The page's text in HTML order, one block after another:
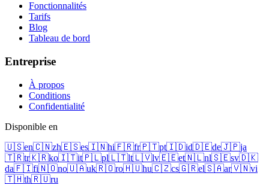
Fonctionnalités
Tarifs
Blog
Tableau de bord
Entreprise
À propos
Conditions
Confidentialité
Disponible en
🇺🇸en🇨🇳zh🇪🇸es🇮🇳hi🇫🇷fr🇵🇹pt🇮🇩id🇩🇪de🇯🇵ja
🇹🇷tr🇰🇷ko🇮🇹it🇵🇱pl🇱🇹lt🇱🇻lv🇪🇪et🇳🇱nl🇸🇪sv🇩🇰
da🇫🇮fi🇳🇴no🇺🇦uk🇷🇴ro🇭🇺hu🇨🇿cs🇬🇷el🇸🇦ar🇻🇳vi
🇹🇭th🇷🇺ru